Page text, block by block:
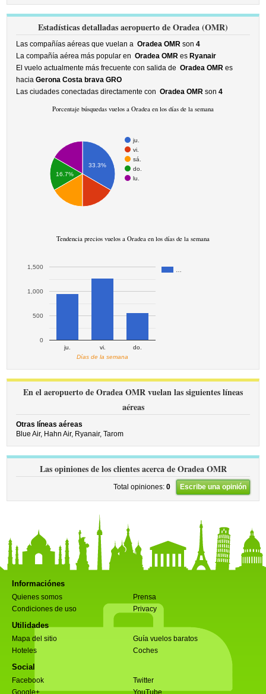
Estadísticas detalladas aeropuerto de Oradea (OMR)
Las compañías aéreas que vuelan a Oradea OMR son4
La compañía aérea más popular en Oradea OMR es Ryanair
El vuelo actualmente más frecuente con salida de Oradea OMR es
haciaGerona Costa brava GRO
Las ciudades conectadas directamente con Oradea OMR son4
Porcentaje búsquedas vuelos a Oradea en los días de la semana
ju.
vi.
sá.
do.
lu.
33.3%
16.7%
Tendencia precios vuelos a Oradea en los días de la semana
ju. vi. do.
0
500
1,000
1,500
Días de la semana
En el aeropuerto de Oradea OMR vuelan las siguientes líneas
aéreas
Otras líneas aéreas
Blue Air, Hahn Air, Ryanair,Tarom
Las opiniones de los clientes acerca de Oradea OMR
Total opiniones: 0 Escribe una opinión
Informaciónes
Quienes somos
Prensa
Condiciones de uso
Privacy
Utilidades
Mapa del sitio
Guía vuelos baratos
Hoteles
Coches
Social
Facebook
Twitter
Google+
YouTube